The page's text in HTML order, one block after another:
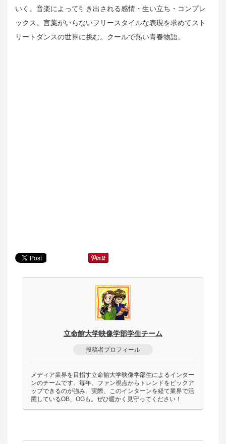
いく。音楽によって引き出される感情・生い立ち・コンプレ
ックス。言葉がいらないフリースタイルな表現を求めてスト
リートダンスの世界に挑む。クールで熱い青春物語。
立命館大学映像学部学生チーム
投稿者プロフィール
メディア業界を目指す立命館大学映像学部生によるインター
ンのチームです。毎年、ファン視点からトレンドをピックア
ップできるのが強み。実際、このインターンを経て業界で活
躍しているOB、OGも。ぜひ暖かく見守ってください！